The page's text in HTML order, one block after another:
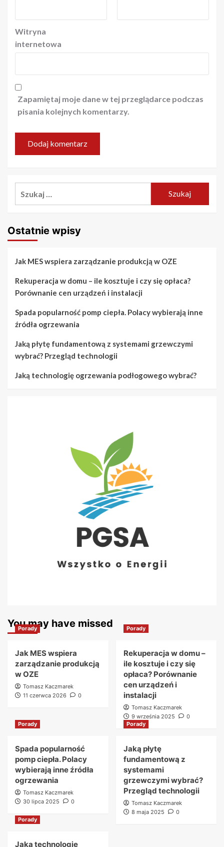
Witryna
internetowa
Zapamiętaj moje dane w tej przeglądarce podczas
pisania kolejnych komentarzy.
Ostatnie wpisy
Jak MES wspiera zarządzanie produkcją w OZE
Rekuperacja w domu – ile kosztuje i czy się opłaca?
Porównanie cen urządzeń i instalacji
Spada popularność pomp ciepła. Polacy wybierają inne
źródła ogrzewania
Jaką płytę fundamentową z systemami grzewczymi
wybrać? Przegląd technologii
Jaką technologię ogrzewania podłogowego wybrać?
You may have missed
Porady
Jak MES wspiera
zarządzanie produkcją
w OZE
Tomasz Kaczmarek
11 czerwca 2026
0
Porady
Rekuperacja w domu –
ile kosztuje i czy się
opłaca? Porównanie
cen urządzeń i
instalacji
Tomasz Kaczmarek
9 września 2025
0
Porady
Spada popularność
pomp ciepła. Polacy
wybierają inne źródła
ogrzewania
Tomasz Kaczmarek
30 lipca 2025
0
Porady
Jaką płytę
fundamentową z
systemami
grzewczymi wybrać?
Przegląd technologii
Tomasz Kaczmarek
8 maja 2025
0
Porady
Jaką technologię